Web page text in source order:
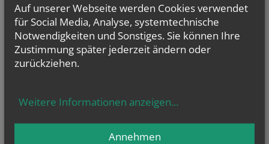
NEWSLETTER
Geben Sie bitte Ihre E-Mail Adresse ein
Auf unserer Webseite werden Cookies verwendet
für Social Media, Analyse, systemtechnische
Notwendigkeiten und Sonstiges. Sie können Ihre
Zustimmung später jederzeit ändern oder
zurückziehen.
Weitere Informationen anzeigen...
Annehmen